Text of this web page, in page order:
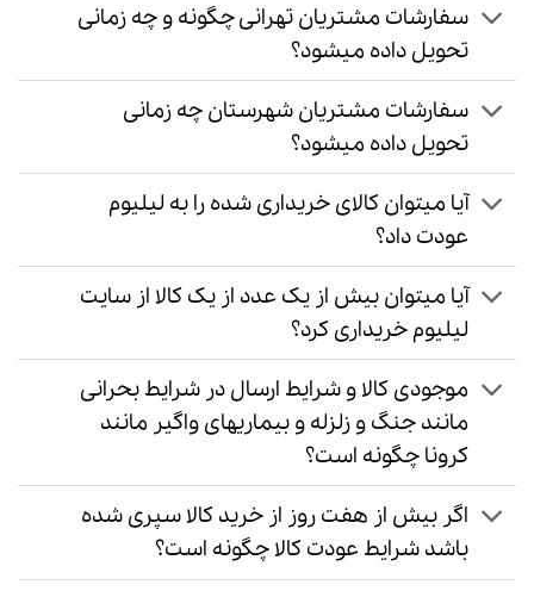
سفارشات مشتریان تهرانی چگونه و چه زمانی
تحویل داده میشود؟
سفارشات مشتریان شهرستان چه زمانی
تحویل داده میشود؟
آیا میتوان کالای خریداری شده را به لیلیوم
عودت داد؟
آیا میتوان بیش از یک عدد از یک کالا از سایت
لیلیوم خریداری کرد؟
موجودی کالا و شرایط ارسال در شرایط بحرانی
مانند جنگ و زلزله و بیماریهای واگیر مانند
کرونا چگونه است؟
اگر بیش از هفت روز از خرید کالا سپری شده
باشد شرایط عودت کالا چگونه است؟